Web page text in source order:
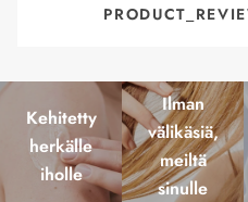
Kehitetty
herkälle
iholle
Ilman
välikäsiä,
meiltä
sinulle